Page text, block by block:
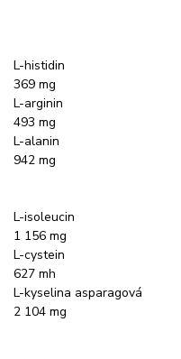
L-histidin
369 mg
L-arginin
493 mg
L-alanin
942 mg
L-isoleucin
1 156 mg
L-cystein
627 mh
L-kyselina asparagová
2 104 mg